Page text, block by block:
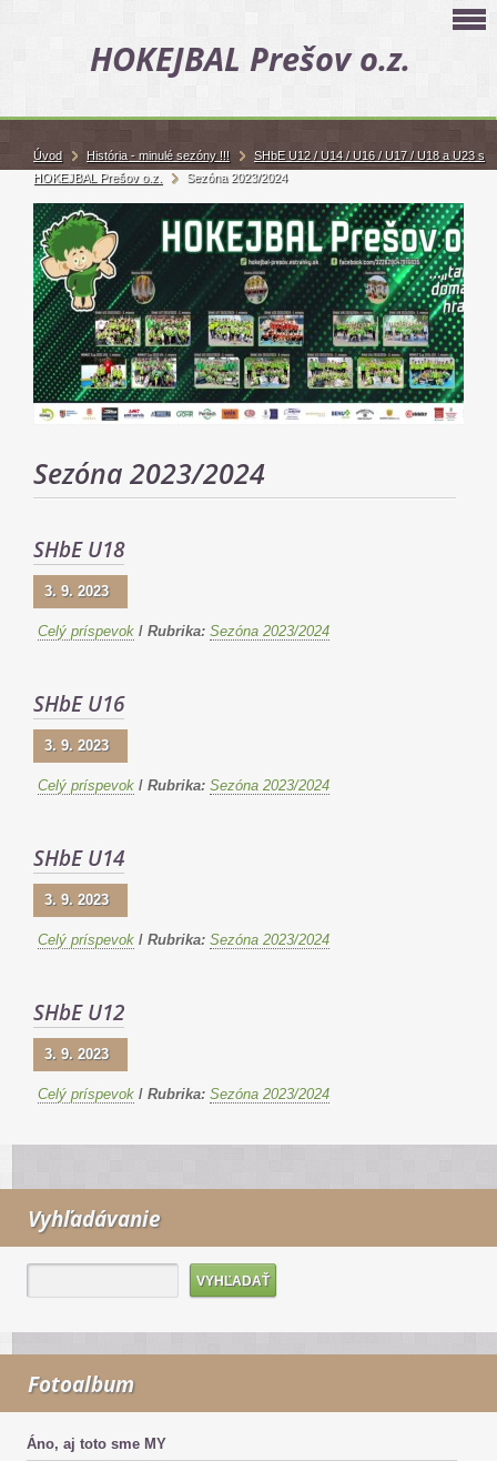
HOKEJBAL Prešov o.z.
Sezóna 2023/2024
SHbE U18
3. 9. 2023
Celý príspevok / Rubrika: Sezóna 2023/2024
SHbE U16
3. 9. 2023
Celý príspevok / Rubrika: Sezóna 2023/2024
SHbE U14
3. 9. 2023
Celý príspevok / Rubrika: Sezóna 2023/2024
SHbE U12
3. 9. 2023
Celý príspevok / Rubrika: Sezóna 2023/2024
Vyhľadávanie
Fotoalbum
Áno, aj toto sme MY
Úvod História - minulé sezóny !!!
SHbE U12 / U14 / U16 / U17 / U18 a U23 s
HOKEJBAL Prešov o.z.
Sezóna 2023/2024